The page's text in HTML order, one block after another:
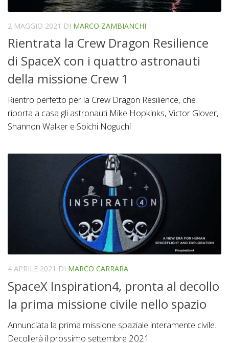
2 MAGGIO 2021 DI MARCO ZAMBIANCHI
Rientrata la Crew Dragon Resilience
di SpaceX con i quattro astronauti
della missione Crew 1
Rientro perfetto per la Crew Dragon Resilience, che
riporta a casa gli astronauti Mike Hopkinks, Victor Glover,
Shannon Walker e Soichi Noguchi
4 APRILE 2021 DI MARCO CARRARA
SpaceX Inspiration4, pronta al decollo
la prima missione civile nello spazio
Annunciata la prima missione spaziale interamente civile.
Decollerà il prossimo settembre 2021